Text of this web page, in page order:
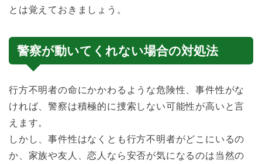
とは覚えておきましょう。
警察が動いてくれない場合の対処法
行方不明者の命にかかわるような危険性、事件性がな
ければ、警察は積極的に捜索しない可能性が高いと言
えます。
しかし、事件性はなくとも行方不明者がどこにいるの
か、家族や友人、恋人なら安否が気になるのは当然の